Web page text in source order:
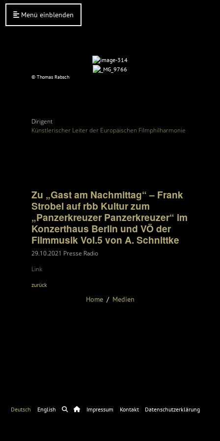
Deutsch English Impressum Kontakt Datenschutzerklärung
Menü einblenden
© Thomas Rabsch
Dirigent
Künstlerischer Leiter der Europäischen Filmphilharmonie
Zu „Gast am Nachmittag“ – Frank
Strobel auf rbb Kultur zum
„Panzerkreuzer Panzerkreuzer“ im
Konzerthaus Berlin und VÖ der
Filmmusik Vol.5 von A. Schnittke
29.10.2021 Presse Radio
Link
zurück
Home Medien